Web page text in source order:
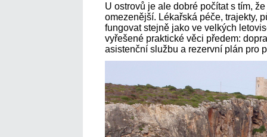
U ostrovů je ale dobré počítat s tím,
omezenější. Lékařská péče, trajekty,
fungovat stejně jako ve velkých
vyřešené praktické věci předem:
asistenční službu a rezervní plán pro